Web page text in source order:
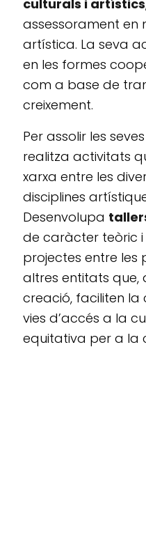
culturals i artístics
assessorament en
artística. La seva
en les formes
com a base de
creixement.
Per assolir les
realitza activitats
xarxa entre les
disciplines
Desenvolupa
de caràcter teòric
projectes entre les
altres entitats que,
creació, faciliten
vies d’accés a la
equitativa per a la